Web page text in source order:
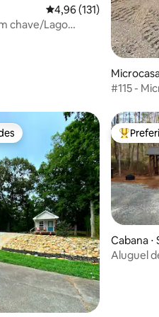
4,96 de uma avaliação
4,96 (131)
chave/Lago
#115 -
Entre
Cabana ⋅
Aluguel